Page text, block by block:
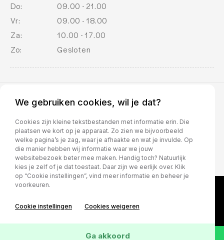
airco automatisch
centrale vergrendeling met afstandsbediening
Draadloze telefoonlader
Draadloze telefoonlader
interieurklimaat vooraf instelbaar
lendesteun(en) verstelbaar
Oplaadmogelijkheid
Rijstrooksensor met correctie
Rijstrooksensor met correctie
ruitensproeiers/wisserbladen verwarmbaar
stuur leder
Do:
09.00 - 21.00
Vr:
09.00 - 18.00
Za:
10.00 - 17.00
Zo:
Gesloten
BOVAG voorwaarden
We gebruiken cookies, wil je dat?
Cookies zijn kleine tekstbestanden met informatie erin. Die
plaatsen we kort op je apparaat. Zo zien we bijvoorbeeld
welke pagina’s je zag, waar je afhaakte en wat je invulde. Op
die manier hebben wij informatie waar we jouw
websitebezoek beter mee maken. Handig toch? Natuurlijk
kies je zelf of je dat toestaat. Daar zijn we eerlijk over. Klik
op “Cookie instellingen”, vind meer informatie en beheer je
voorkeuren.
Cookie instellingen Cookies weigeren
Ga akkoord